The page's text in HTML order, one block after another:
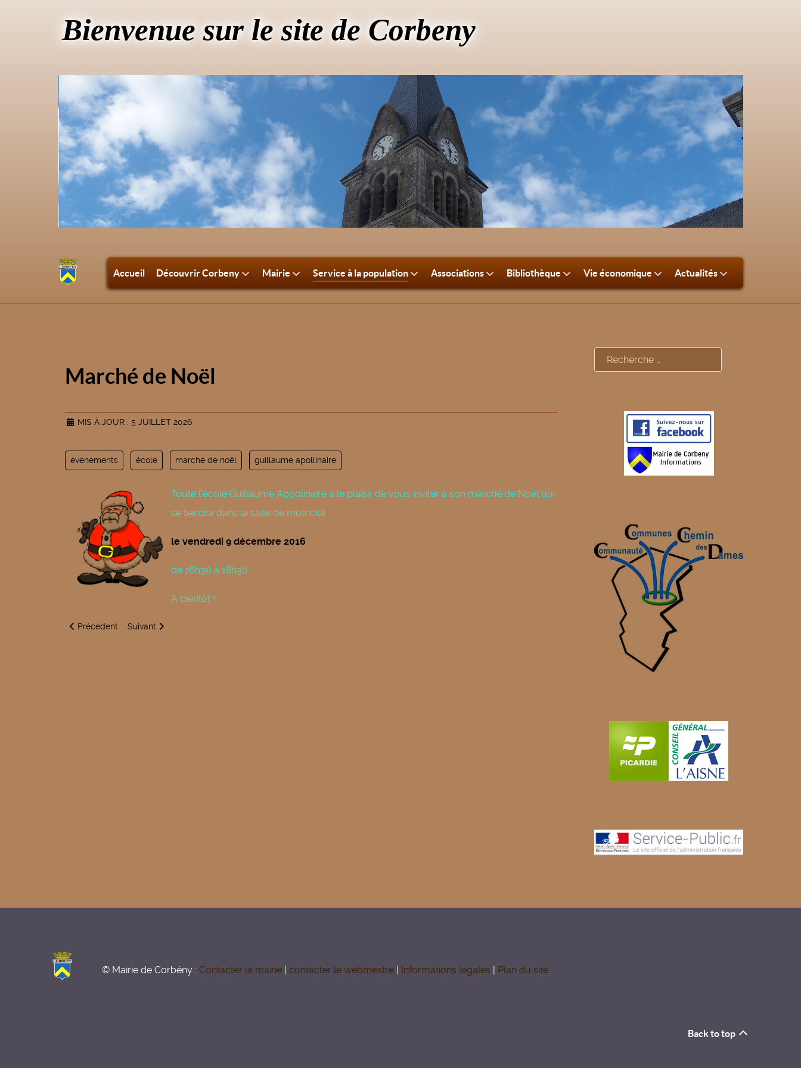
Bienvenue sur le site de Corbeny
Accueil Découvrir Corbeny Mairie Service à la population Associations Bibliothèque Vie économique Actualités
Marché de Noël
MIS À JOUR : 5 JUILLET 2026
événements école marché de noël guillaume apollinaire
Toute l'école Guillaume Appolinaire a le plaisir de vous inviter à son marché de Noël qui
se tiendra dans la salle de motricité
le vendredi 9 décembre 2016
de 16h30 à 18h30
A bientôt !
Article précédent : Ecole Guillaume Apollinaire - Rentrée scolaire
Précédent Article suivant : Téléthon - Ecole Guillaume Apollinaire
Suivant
Rechercher
© Mairie de Corbény : Contacter la mairie | contacter le webmestre | Informations légales | Plan du site
Back to top